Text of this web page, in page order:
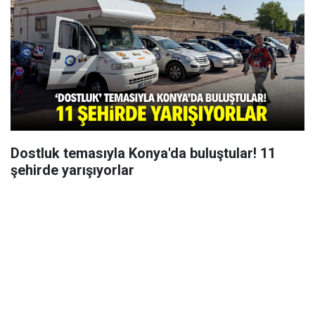
Dostluk temasıyla Konya'da buluştular! 11
şehirde yarışıyorlar